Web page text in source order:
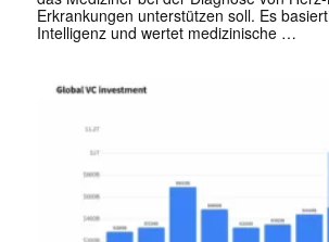
Erkrankungen unterstützen soll. Es
Intelligenz und wertet medizinische …